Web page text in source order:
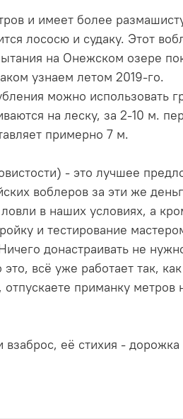
и имеет более
лососю и судаку. Этот
на Онежском озере
узнаем летом 2019-го.
можно использовать
на леску, за 2-10 м.
примерно 7 м.
- это лучшее
воблеров за эти же
в наших условиях, а
и тестирование
донастраивать не
это, всё уже работает так,
приманку метров
её стихия - дорожка